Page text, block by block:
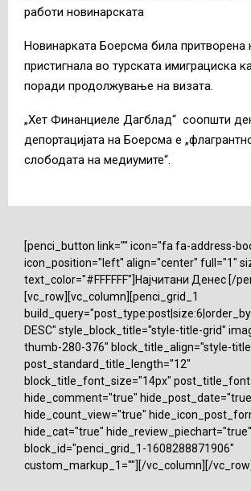
работи новинарската
Новинарката Боерсма била притворена
пристигнала во турската имиграциска
поради продолжување на визата.
„Хет Финанциеле Дагблад“ соопшти
депортацијата на Боерсма е
слободата на медиумите“.
[penci_button link="" icon="fa fa-address-
icon_position="left" align="center" full="1"
text_color="#FFFFFF"]Најчитани Денес [/
[vc_row][vc_column][penci_grid_1
DESC" style_block_title="style-title-grid"
thumb-280-376" block_title_align="style-
post_standard_title_length="12"
block_title_font_size="14px"
hide_comment="true"
hide_count_view="true"
hide_cat="true" hide_review_piechart="true"
block_id="penci_grid_1-1608288871906"
custom_markup_1=""][/vc_column][/vc_row]